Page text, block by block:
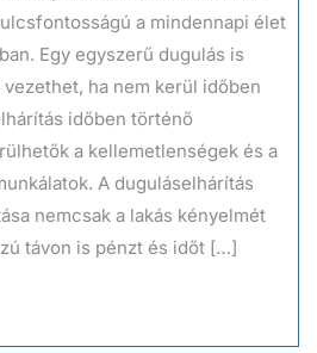
a mindennapi élet
Egy egyszerű dugulás is
ha nem kerül időben
időben történő
a kellemetlenségek és a
A duguláselhárítás
nemcsak a lakás kényelmét
távon is pénzt és időt […]